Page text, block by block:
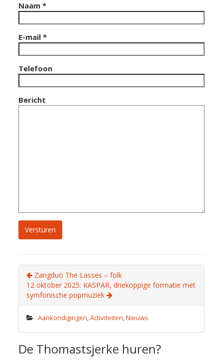
Naam *
E-mail *
Telefoon
Bericht
Zangduo The Lasses – folk
12 oktober 2025: KASPAR, driekoppige formatie met
symfonische popmuziek
Aankondigingen,Activiteiten,Nieuws
De Thomastsjerke huren?